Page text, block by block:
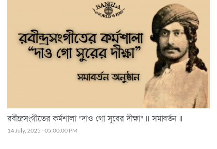
রবীন্দ্রসংগীতের কর্মশালা "দাও গো সুরের দীক্ষা" || সমাবর্তন ||
14 July, 2025 - 05:00:00 PM